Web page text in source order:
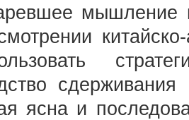
мышление
ясна и